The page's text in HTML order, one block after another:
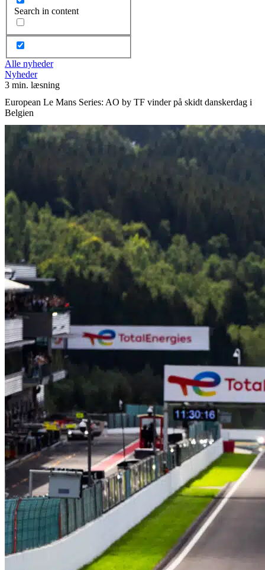
Search in content
Alle nyheder
Nyheder
3 min. læsning
European Le Mans Series: AO by TF vinder på skidt danskerdag i
Belgien